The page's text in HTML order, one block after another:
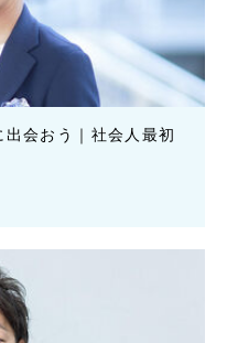
会おう｜社会人最初